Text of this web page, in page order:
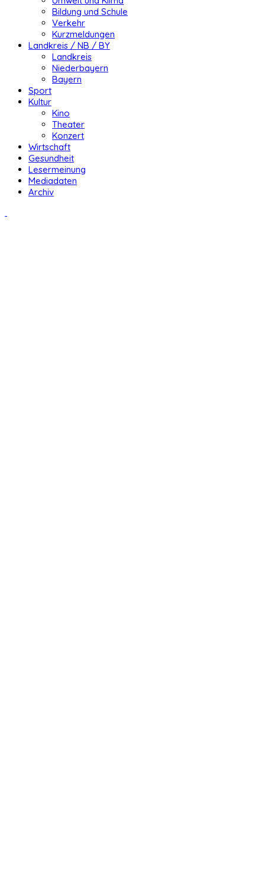
Bildung und Schule
Verkehr
Kurzmeldungen
Landkreis / NB / BY
Landkreis
Niederbayern
Bayern
Sport
Kultur
Kino
Theater
Konzert
Wirtschaft
Gesundheit
Lesermeinung
Mediadaten
Archiv